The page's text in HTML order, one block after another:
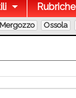
Rubriche
Mergozzo Ossola